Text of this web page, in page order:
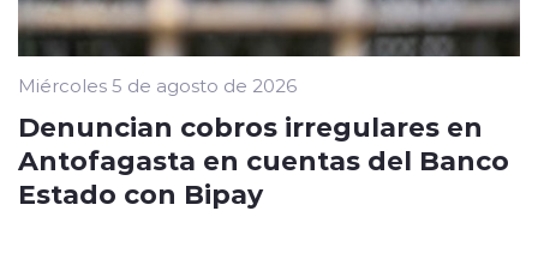
Miércoles 5 de agosto de 2026
Denuncian cobros irregulares en
Antofagasta en cuentas del Banco
Estado con Bipay